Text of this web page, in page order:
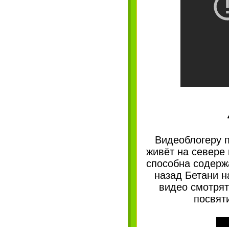
Видеоблогеру
живёт на
способна
назад Бетани
видео